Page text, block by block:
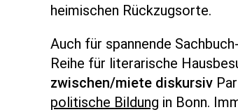
heimischen Rückzugsorte.
Auch für spannende
Reihe für literarische
zwischen/miete diskursiv
politische Bildung in Bonn.